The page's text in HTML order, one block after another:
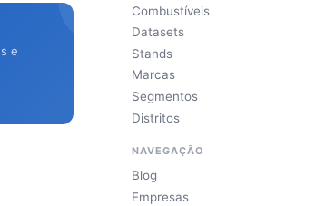
e
Combustíveis
Datasets
Stands
Marcas
Segmentos
Distritos
NAVEGAÇÃO
Blog
Empresas